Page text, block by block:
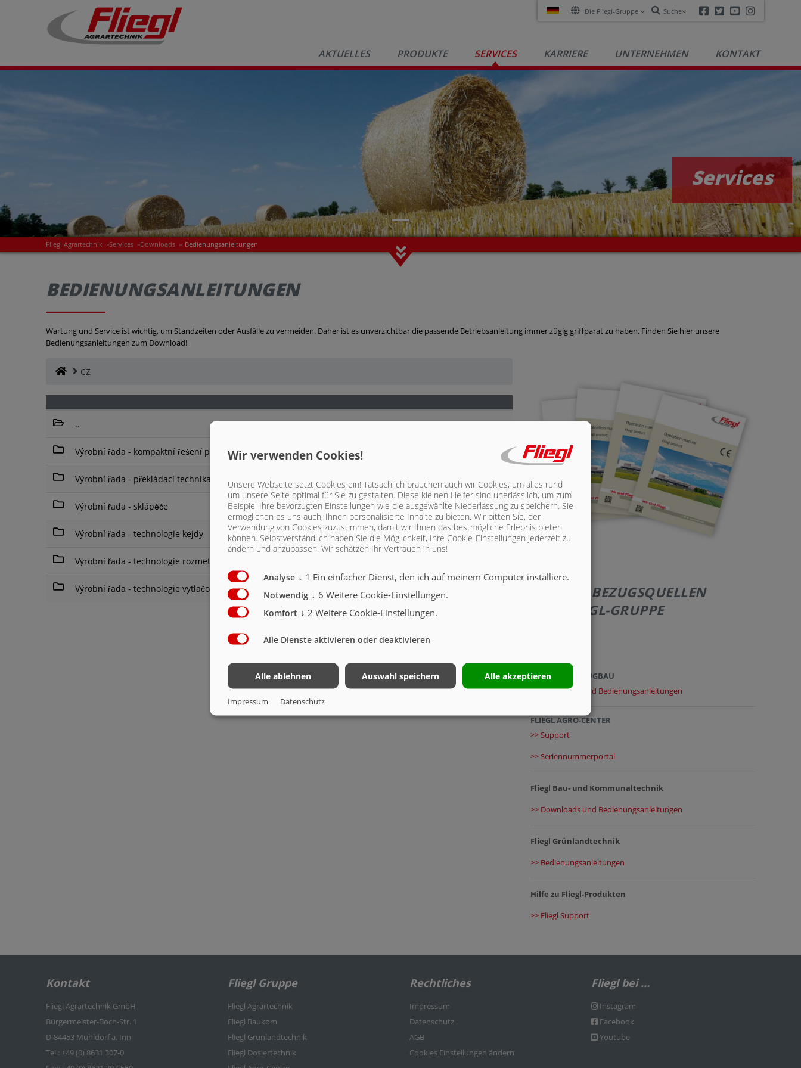
Die Fliegl-Gruppe Suche Facebook
TwitterYoutube
AKTUELLES PRODUKTE SERVICES KARRIERE UNTERNEHMEN KONTAKT
Services
Fliegl Agrartechnik »Services »Downloads » Bedienungsanleitungen
BEDIENUNGSANLEITUNGEN
Wartung und Service ist wichtig, um Standzeiten oder Ausfälle zu vermeiden. Daher ist es unverzichtbar die passende Betriebsanleitung immer zügig griffparat zu haben. Finden Sie hier unsere
Bedienungsanleitungen zum Download!
CZ
..
Výrobní řada - kompaktní řešení přepravy
Výrobní řada - překládací technika
Výrobní řada - sklápěče
Výrobní řada - technologie kejdy
Výrobní řada - technologie rozmetání
Výrobní řada - technologie vytlačování
WEITERE BEZUGSQUELLEN
DER FLIEGL-GRUPPE
FLIEGL FAHRZEUGBAU
>> Downloads und Bedienungsanleitungen
FLIEGL AGRO-CENTER
>> Support
>> Seriennummerportal
Fliegl Bau- und Kommunaltechnik
>> Downloads und Bedienungsanleitungen
Fliegl Grünlandtechnik
>> Bedienungsanleitungen
Hilfe zu Fliegl-Produkten
>> Fliegl Support
Kontakt
Fliegl Agrartechnik GmbH
Bürgermeister-Boch-Str. 1
D-84453 Mühldorf a. Inn
Tel.: +49 (0) 8631 307-0
Fliegl Gruppe
Fliegl Agrartechnik
Fliegl Baukom
Fliegl Grünlandtechnik
Fliegl Dosiertechnik
Rechtliches
Impressum
Datenschutz
AGB
Cookies Einstellungen ändern
Fliegl bei …
Instagram
Facebook
Youtube
Wir verwenden Cookies!
Unsere Webseite setzt Cookies ein! Tatsächlich brauchen auch wir Cookies, um alles rund
um unsere Seite optimal für Sie zu gestalten. Diese kleinen Helfer sind unerlässlich, um zum
Beispiel Ihre bevorzugten Einstellungen wie die ausgewählte Niederlassung zu speichern. Sie
ermöglichen es uns auch, Ihnen personalisierte Inhalte zu bieten. Wir bitten Sie, der
Verwendung von Cookies zuzustimmen, damit wir Ihnen das bestmögliche Erlebnis bieten
können. Selbstverständlich haben Sie die Möglichkeit, Ihre Cookie-Einstellungen jederzeit zu
ändern und anzupassen. Wir schätzen Ihr Vertrauen in uns!
Analyse ↓ 1 Ein einfacher Dienst, den ich auf meinem Computer installiere.
Notwendig ↓ 6 Weitere Cookie-Einstellungen.
Komfort ↓ 2 Weitere Cookie-Einstellungen.
Alle Dienste aktivieren oder deaktivieren
Alle ablehnen Auswahl speichern Alle akzeptieren
Impressum Datenschutz